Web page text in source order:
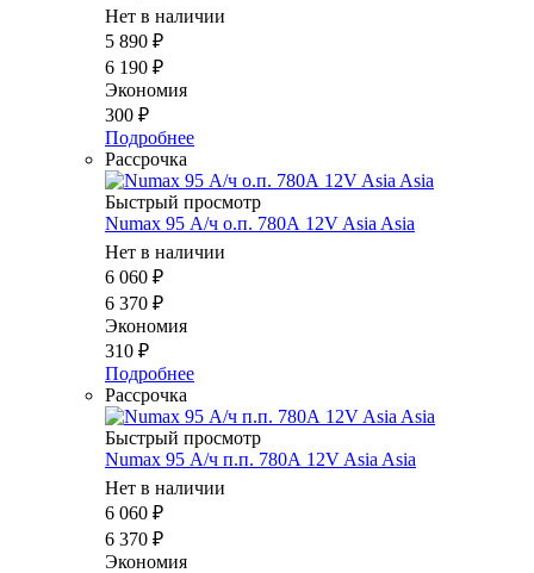
Нет в наличии
5 890 ₽
6 190 ₽
Экономия
300 ₽
Подробнее
Рассрочка
Быстрый просмотр
Numax 95 А/ч о.п. 780А 12V Asia Asia
Нет в наличии
6 060 ₽
6 370 ₽
Экономия
310 ₽
Подробнее
Рассрочка
Быстрый просмотр
Numax 95 А/ч п.п. 780А 12V Asia Asia
Нет в наличии
6 060 ₽
6 370 ₽
Экономия